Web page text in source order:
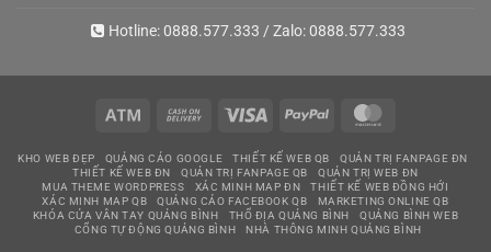
Hotline:0888.577.333 / Zalo:0888.577.333
Atm
Cash
Delivery
Visa PayPal
KHO WEB ĐẸP QUẢNG CÁO GOOGLE THIẾT KẾ WEB QB
QUẢN TRỊ FANPAGE ĐN
THIẾT KẾ WEB ĐN
QUẢN TRỊ FANPAGE QB
QUẢN TRỊ WEB ĐN
MUA THEME WORDPRESS
XÁC MINH MAP ĐN
THIẾT KẾ WEB ĐỒNG HỚI
XÁC MINH MAP QB
QUẢNG CÁO FACEBOOK QB
MARKETING ONLINE QB
KHÓA CỬA VÂN TAY QUẢNG BÌNH
THỔ ĐỊA QUẢNG BÌNH
QUẢNG BÌNH WEB
CỔNG TỰ ĐỘNG QUẢNG BÌNH
NHÀ THÔNG MINH QUẢNG BÌNH